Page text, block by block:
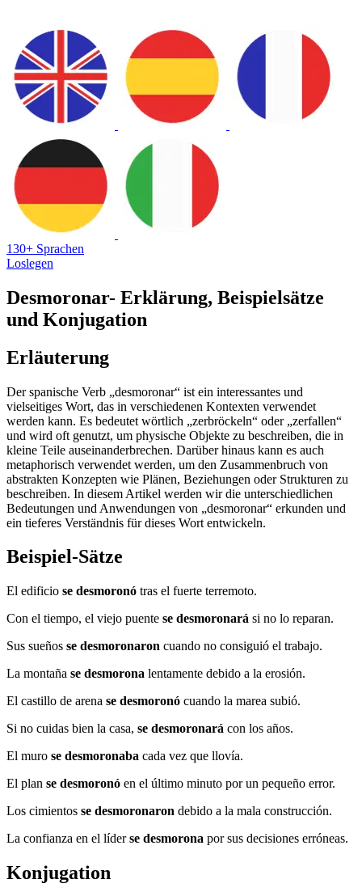
130+ Sprachen
Loslegen
Desmoronar- Erklärung, Beispielsätze
und Konjugation
Erläuterung
Der spanische Verb „desmoronar“ ist ein interessantes und
vielseitiges Wort, das in verschiedenen Kontexten verwendet
werden kann. Es bedeutet wörtlich „zerbröckeln“ oder „zerfallen“
und wird oft genutzt, um physische Objekte zu beschreiben, die in
kleine Teile auseinanderbrechen. Darüber hinaus kann es auch
metaphorisch verwendet werden, um den Zusammenbruch von
abstrakten Konzepten wie Plänen, Beziehungen oder Strukturen zu
beschreiben. In diesem Artikel werden wir die unterschiedlichen
Bedeutungen und Anwendungen von „desmoronar“ erkunden und
ein tieferes Verständnis für dieses Wort entwickeln.
Beispiel-Sätze
El edificio se desmoronó tras el fuerte terremoto.
Con el tiempo, el viejo puente se desmoronará si no lo reparan.
Sus sueños se desmoronaron cuando no consiguió el trabajo.
La montaña se desmorona lentamente debido a la erosión.
El castillo de arena se desmoronó cuando la marea subió.
Si no cuidas bien la casa, se desmoronará con los años.
El muro se desmoronaba cada vez que llovía.
El plan se desmoronó en el último minuto por un pequeño error.
Los cimientos se desmoronaron debido a la mala construcción.
La confianza en el líderse desmorona por sus decisiones erróneas.
Konjugation